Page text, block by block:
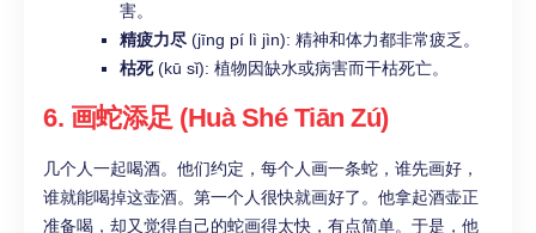
害。
精疲力尽 (jīng pí lì jìn): 精神和体力都非常疲乏。
枯死(kū sǐ): 植物因缺水或病害而干枯死亡。
6. 画蛇添足 (Huà Shé Tiān Zú)
几个人一起喝酒。他们约定，每个人画一条蛇，谁先画好，
谁就能喝掉这壶酒。第一个人很快就画好了。他拿起酒壶正
准备喝，却又觉得自己的蛇画得太快，有点简单。于是，他